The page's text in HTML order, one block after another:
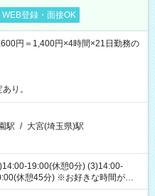
WEB登録・面接OK
円＝1,400円×4時間×21日勤務の
り。
駅 / 大宮(埼玉県)駅
19:00(休憩0分) (3)14:00-
休憩45分) ※お好きな時間が選べ